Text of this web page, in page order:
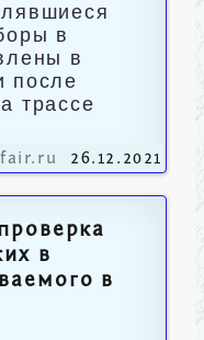
в
в
после
трассе
fair.ru 26.12.2021
в
в